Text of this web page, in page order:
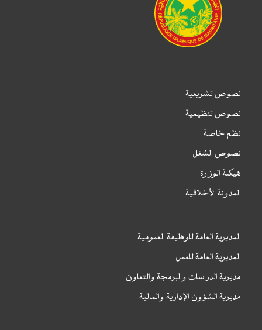
نصوص تشريعية
نصوص تنظيمية
نظم خاصة
نصوص الشغل
هيكلة الوزارة
المدونة الأخلاقية
المديرية العامة للوظيفة العمومية
المديرية العامة للعمل
مديرية الدراسات والبرمجة والتعاون
مديرية الشؤون الإدارية والمالية